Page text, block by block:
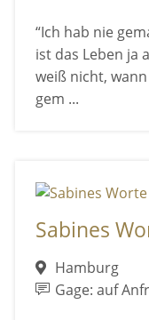
“Ich hab nie
ist das Leben ja
weiß nicht,
gem ...
Sabines
Hamburg
Gage: auf